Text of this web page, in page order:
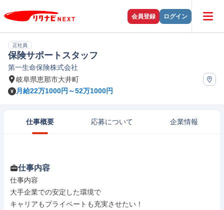
会員登録 ログイン
正社員
保険サポートスタッフ
第一生命保険株式会社
岐阜県恵那市大井町
月給22万1000円～52万1000円
仕事概要 応募について 企業情報
仕事内容
仕事内容
大手企業での安定した環境で
キャリアもプライベートも充実させたい！